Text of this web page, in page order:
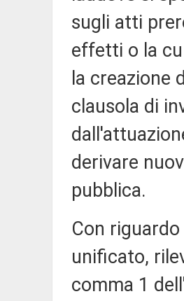
sugli atti
effetti o la
la creazione
clausola di
derivare
pubblica.
Con
unificato,
comma 1